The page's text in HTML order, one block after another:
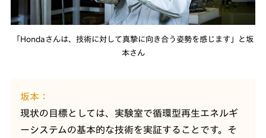
「Hondaさんは、技術に対して真摯に向き合う姿勢を感じます」と坂
本さん
坂本
現状の目標としては、実験室で循環型再生エネルギ
ーシステムの基本的な技術を実証することです。そ